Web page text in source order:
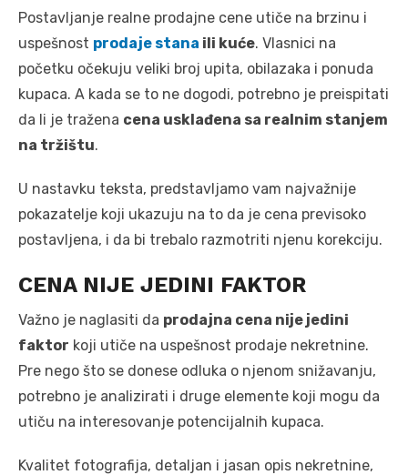
Postavljanje realne prodajne cene utiče na brzinu i
uspešnost prodaje stana ili kuće. Vlasnici na
početku očekuju veliki broj upita, obilazaka i ponuda
kupaca. A kada se to ne dogodi, potrebno je preispitati
da li je tražena cena usklađena sa realnim stanjem
na tržištu.
U nastavku teksta, predstavljamo vam najvažnije
pokazatelje koji ukazuju na to da je cena previsoko
postavljena, i da bi trebalo razmotriti njenu korekciju.
CENA NIJE JEDINI FAKTOR
Važno je naglasiti da prodajna cena nije jedini
faktor koji utiče na uspešnost prodaje nekretnine.
Pre nego što se donese odluka o njenom snižavanju,
potrebno je analizirati i druge elemente koji mogu da
utiču na interesovanje potencijalnih kupaca.
Kvalitet fotografija, detaljan i jasan opis nekretnine,